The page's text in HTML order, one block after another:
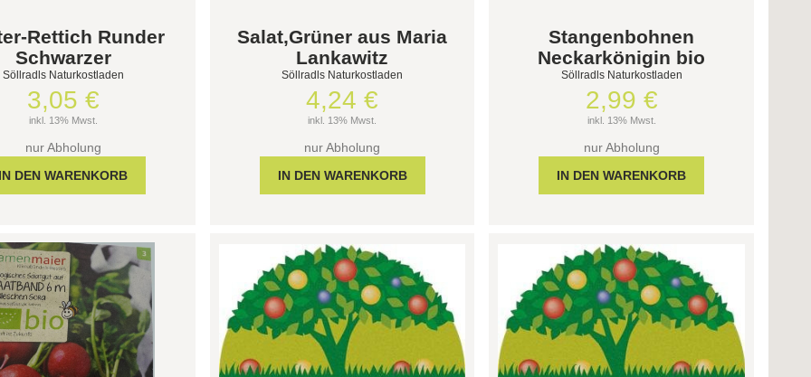
Rettich Runder
Schwarzer
Söllradls Naturkostladen
3,05 €
inkl. 13% Mwst.
nur Abholung
Salat,Grüner aus Maria
Lankawitz
Söllradls Naturkostladen
4,24 €
inkl. 13% Mwst.
nur Abholung
Stangenbohnen
Neckarkönigin bio
Söllradls Naturkostladen
2,99 €
inkl. 13% Mwst.
nur Abholung